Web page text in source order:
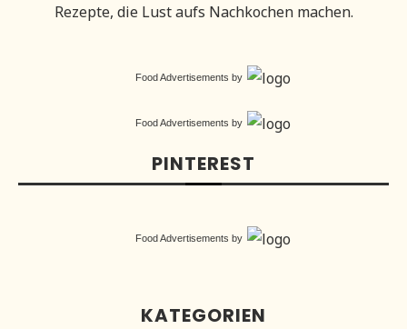
Rezepte, die Lust aufs Nachkochen machen.
Food Advertisements by
Food Advertisements by
PINTEREST
Food Advertisements by
KATEGORIEN